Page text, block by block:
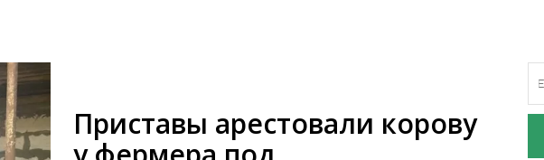
Приставы арестовали корову